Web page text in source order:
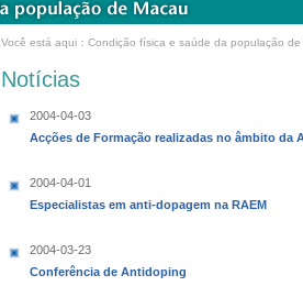
Você está aqui：Condição física e saúde da população de
Notícias
2004-04-03
Acções de Formação realizadas no âmbito da
2004-04-01
Especialistas em anti-dopagem na RAEM
2004-03-23
Conferência de Antidoping